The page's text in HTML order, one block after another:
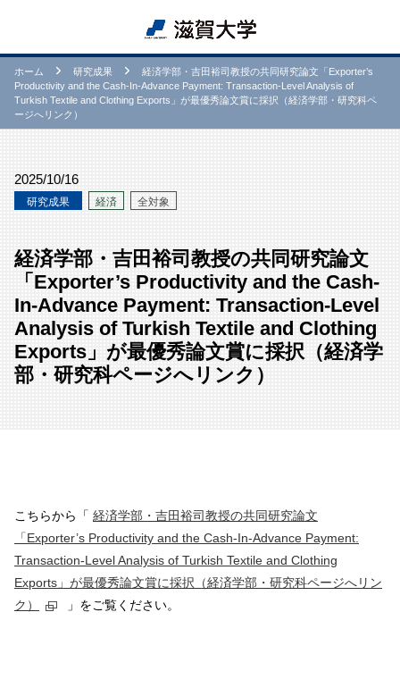
ホーム 研究成果
経済学部・吉田裕司教授の共同研究論文「Exporter’s
Productivity and the Cash-In-Advance Payment: Transaction-Level Analysis of
Turkish Textile and Clothing Exports」が最優秀論文賞に採択（経済学部・研究科ペ
ージへリンク）
2025/10/16
研究成果 経済 全対象
経済学部・吉田裕司教授の共同研究論文
「Exporter’s Productivity and the Cash-
In-Advance Payment: Transaction-Level
Analysis of Turkish Textile and Clothing
Exports」が最優秀論文賞に採択（経済学
部・研究科ページへリンク）
こちらから「 経済学部・吉田裕司教授の共同研究論文
「Exporter’s Productivity and the Cash-In-Advance Payment:
Transaction-Level Analysis of Turkish Textile and Clothing
Exports」が最優秀論文賞に採択（経済学部・研究科ページへリン
ク）
」をご覧ください。